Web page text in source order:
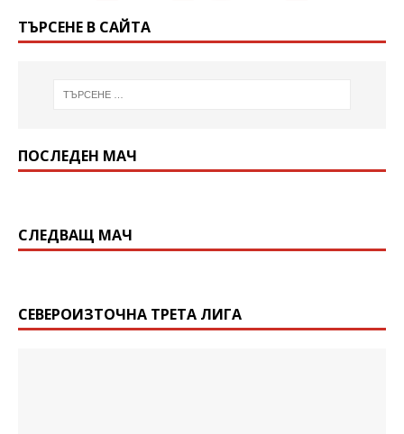
ТЪРСЕНЕ В САЙТА
ПОСЛЕДЕН МАЧ
СЛЕДВАЩ МАЧ
СЕВЕРОИЗТОЧНА ТРЕТА ЛИГА